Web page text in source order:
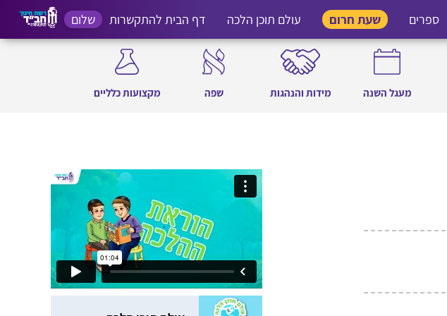
ספרים שעת חרום עולם תוכן הלכה דף הבית להתקשרות שלום
מעגל השנה מידות והנהגות שפה מקצועות כלליים